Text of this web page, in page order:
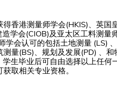
香港测量师学会(HKIS)、英国
学会(CIOB)及亚太区工料测量
学会认可的包括土地测量 (LS)
测量(BS)、规划及发展(PD) 、和
生毕业后可自由选择以上任何
取相关专业资格。